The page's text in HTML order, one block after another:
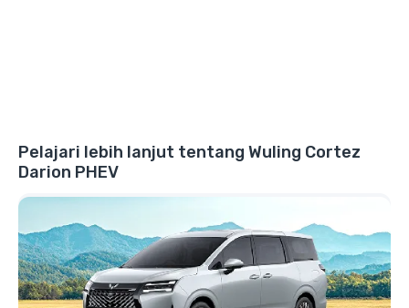
Pelajari lebih lanjut tentang Wuling Cortez
Darion PHEV